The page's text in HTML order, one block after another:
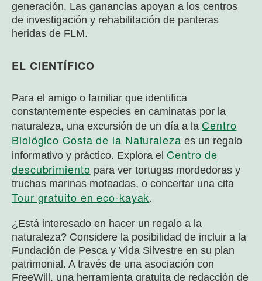
generación. Las ganancias apoyan a los centros
de investigación y rehabilitación de panteras
heridas de FLM.
EL CIENTÍFICO
Para el amigo o familiar que identifica
constantemente especies en caminatas por la
naturaleza, una excursión de un día a la Centro
Biológico Costa de la Naturaleza es un regalo
informativo y práctico. Explora el Centro de
descubrimiento para ver tortugas mordedoras y
truchas marinas moteadas, o concertar una cita
Tour gratuito en eco-kayak.
¿Está interesado en hacer un regalo a la
naturaleza? Considere la posibilidad de incluir a la
Fundación de Pesca y Vida Silvestre en su plan
patrimonial. A través de una asociación con
FreeWill, una herramienta gratuita de redacción de